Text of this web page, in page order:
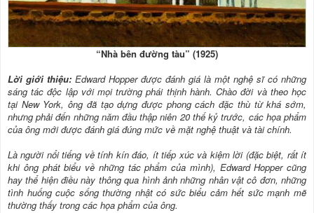
“Nhà bên đường tàu” (1925)
Lời giới thiệu: Edward Hopper được đánh giá là một nghệ sĩ có những
sáng tác độc lập với mọi trường phái thịnh hành. Chào đời và theo học
tại New York, ông đã tạo dựng được phong cách đặc thù từ khá sớm,
nhưng phải đến những năm đầu thập niên 20 thế kỷ trước, các họa phẩm
của ông mới được đánh giá đúng mức về mặt nghệ thuật và tài chính.
Là người nổi tiếng về tính kín đáo, ít tiếp xúc và kiệm lời (đặc biệt, rất ít
khi ông phát biểu về những tác phẩm của mình), Edward Hopper cũng
hay thể hiện điều này thông qua hình ảnh những nhân vật cô đơn, những
tình huống cuộc sống thường nhật có sức biểu cảm hết sức mạnh mẽ
thường thấy trong các họa phẩm của ông.